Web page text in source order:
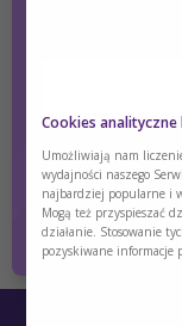
zakresu
Cookies analityczne
Umożliwiają nam
wydajności naszego
najbardziej popularne i
Mogą też przyspieszać
działanie. Stosowanie
pozyskiwane informacje